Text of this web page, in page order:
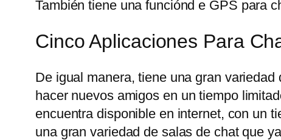
También tiene una funciónd e GPS para
Cinco Aplicaciones Para
De igual manera, tiene una gran
hacer nuevos amigos en un tiempo
encuentra disponible en internet, con un
una gran variedad de salas de chat que